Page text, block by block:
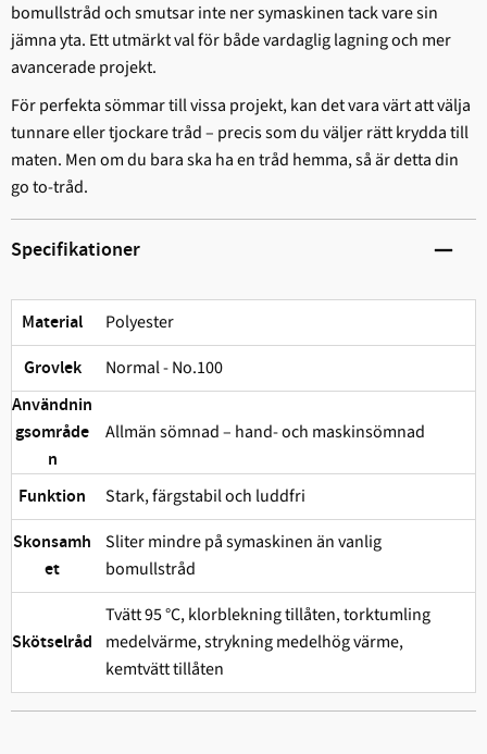
bomullstråd och smutsar inte ner symaskinen tack vare sin
jämna yta. Ett utmärkt val för både vardaglig lagning och mer
avancerade projekt.
För perfekta sömmar till vissa projekt, kan det vara värt att välja
tunnare eller tjockare tråd – precis som du väljer rätt krydda till
maten. Men om du bara ska ha en tråd hemma, så är detta din
go to-tråd.
Specifikationer
Material Polyester
Grovlek Normal - No.100
Användnin
gsområde
n
Allmän sömnad – hand- och maskinsömnad
Funktion Stark, färgstabil och ludd­fri
Skonsamh
et
Sliter mindre på symaskinen än vanlig
bomullstråd
Skötselråd
Tvätt 95 °C, klorblekning tillåten, torktumling
medelvärme, strykning medelhög värme,
kemtvätt tillåten